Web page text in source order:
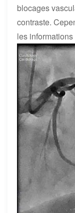
blocages
contraste.
les